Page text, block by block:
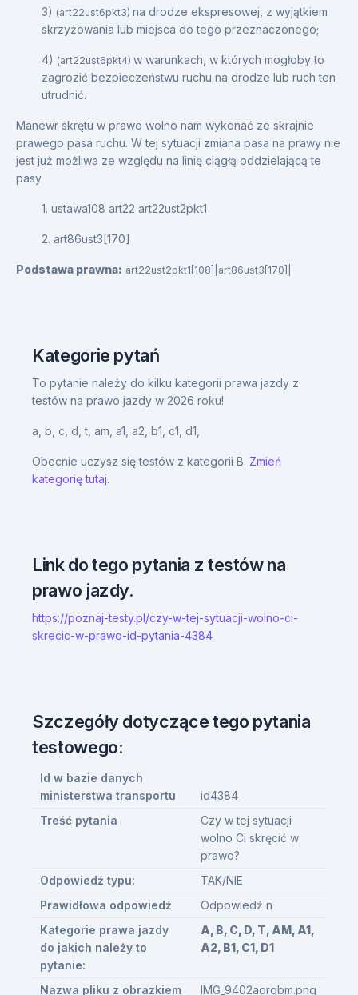
3) (art22ust6pkt3) na drodze ekspresowej, z wyjątkiem
skrzyżowania lub miejsca do tego przeznaczonego;
4) (art22ust6pkt4) w warunkach, w których mogłoby to
zagrozić bezpieczeństwu ruchu na drodze lub ruch ten
utrudnić.
Manewr skrętu w prawo wolno nam wykonać ze skrajnie
prawego pasa ruchu. W tej sytuacji zmiana pasa na prawy nie
jest już możliwa ze względu na linię ciągłą oddzielającą te
pasy.
1. ustawa108 art22 art22ust2pkt1
2. art86ust3[170]
Podstawa prawna: art22ust2pkt1[108]|art86ust3[170]|
Kategorie pytań
To pytanie należy do kilku kategorii prawa jazdy z
testów na prawo jazdy w 2026 roku!
a, b, c, d,t, am, a1, a2, b1, c1, d1,
Obecnie uczysz się testów z kategorii B. Zmień
kategorię tutaj.
Link do tego pytania z testów na
prawo jazdy.
https://poznaj-testy.pl/czy-w-tej-sytuacji-wolno-ci-
skrecic-w-prawo-id-pytania-4384
Szczegóły dotyczące tego pytania
testowego:
Id w bazie danych
ministerstwa transportu
id4384
Treść pytania
Czy w tej sytuacji
wolno Ci skręcić w
prawo?
Odpowiedź typu:
TAK/NIE
Prawidłowa odpowiedź
Odpowiedź n
Kategorie prawa jazdy
do jakich należy to
pytanie:
A, B, C, D, T, AM, A1,
A2, B1, C1, D1
Nazwa pliku z obrazkiem IMG_9402aorgbm.png